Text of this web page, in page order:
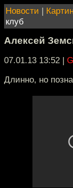
Новости |
клуб
Алексей
07.01.13 13:52 |
Длинно, но